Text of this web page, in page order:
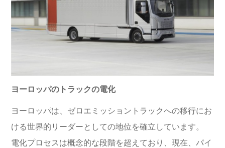
ヨーロッパのトラックの電化
ヨーロッパは、ゼロエミッショントラックへの移行にお
ける世界的リーダーとしての地位を確立しています。
電化プロセスは概念的な段階を超えており、現在、パイ